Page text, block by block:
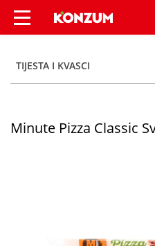
Minute Pizza
TIJESTA I KVASCI
Minute Pizza Classic